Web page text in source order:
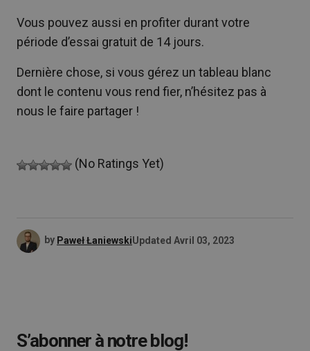
Vous pouvez aussi en profiter durant votre
période d’essai gratuit de 14 jours.
Dernière chose, si vous gérez un tableau blanc
dont le contenu vous rend fier, n’hésitez pas à
nous le faire partager !
(No Ratings Yet)
by Paweł ŁaniewskiUpdated Avril 03, 2023
S’abonner à notre blog!